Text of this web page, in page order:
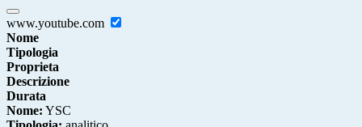
www.youtube.com
Nome
Tipologia
Proprieta
Descrizione
Durata
Nome: YSC